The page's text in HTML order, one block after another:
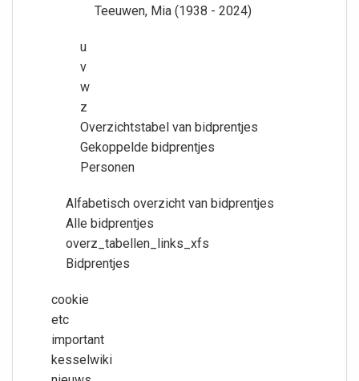
Teeuwen, Mia (1938 - 2024)
u
v
w
z
Overzichtstabel van bidprentjes
Gekoppelde bidprentjes
Personen
Alfabetisch overzicht van bidprentjes
Alle bidprentjes
overz_tabellen_links_xfs
Bidprentjes
cookie
etc
important
kesselwiki